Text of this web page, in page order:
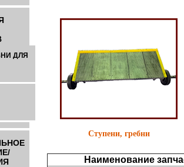
ДЛЯ
Ступени, гребни
Наименование